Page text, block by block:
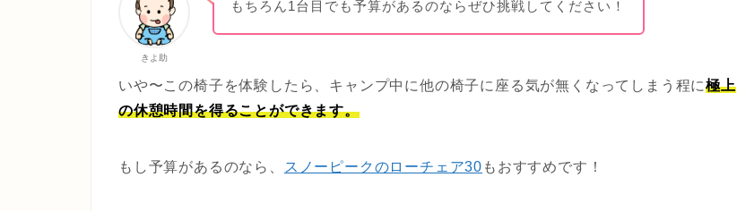
きよ助
もちろん1台目でも予算があるのならぜひ挑戦してください！
いや〜この椅子を体験したら、キャンプ中に他の椅子に座る気が無くなってしまう程に極上
の休憩時間を得ることができます。
もし予算があるのなら、 スノーピークのローチェア30 もおすすめです！